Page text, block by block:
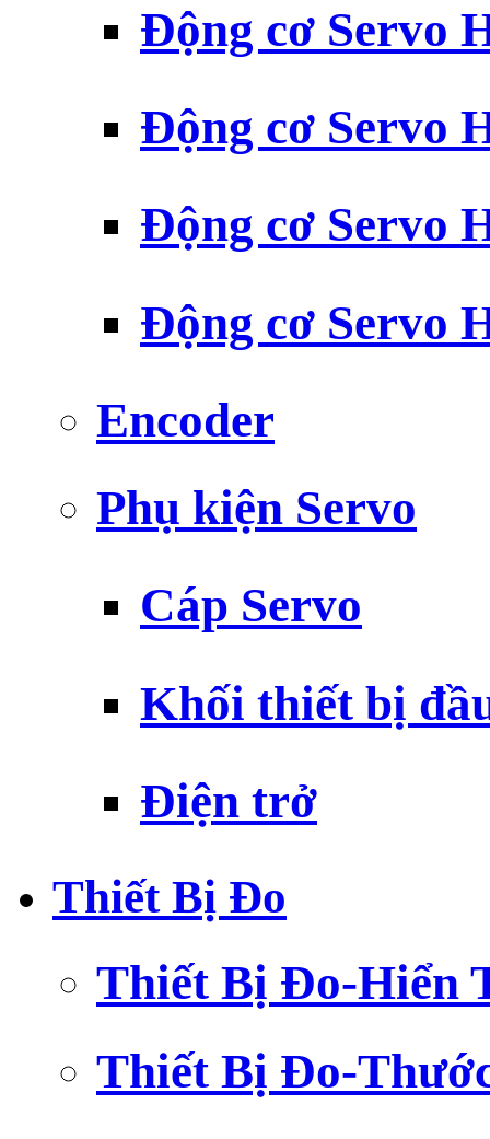
Động cơ Servo
Động cơ Servo
Động cơ Servo
Động cơ Servo
Encoder
Phụ kiện Servo
Cáp Servo
Khối thiết bị
Điện trở
Thiết Bị Đo
Thiết Bị Đo-Hiển
Thiết Bị Đo-